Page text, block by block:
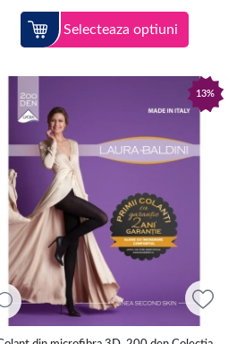
Selecteaza optiuni
13%